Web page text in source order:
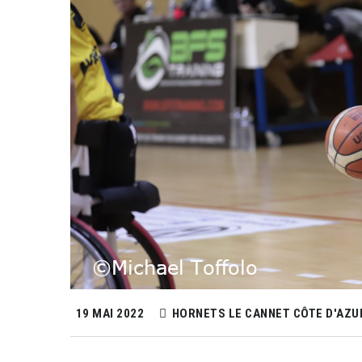
19 MAI 2022 HORNETS LE CANNET CÔTE